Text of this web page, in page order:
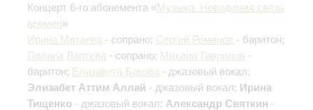
Концерт 6-го абонемента «Музыка. Невидимая связь
времен»
Ирина Матаева - сопрано; Сергей Романов - баритон;
Полина Лаптева - сопрано; Михаил Гаврилов -
баритон; Елизавета Бокова - джазовый вокал;
Элизабет Аттим Аллай - джазовый вокал; Ирина
Тищенко - джазовый вокал; Александр Святкин -